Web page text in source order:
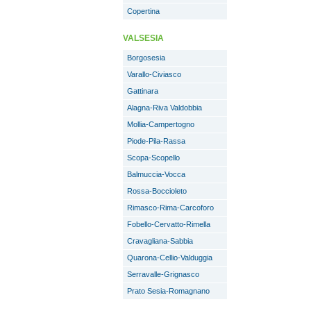
Copertina
VALSESIA
Borgosesia
Varallo-Civiasco
Gattinara
Alagna-Riva Valdobbia
Mollia-Campertogno
Piode-Pila-Rassa
Scopa-Scopello
Balmuccia-Vocca
Rossa-Boccioleto
Rimasco-Rima-Carcoforo
Fobello-Cervatto-Rimella
Cravagliana-Sabbia
Quarona-Cellio-Valduggia
Serravalle-Grignasco
Prato Sesia-Romagnano